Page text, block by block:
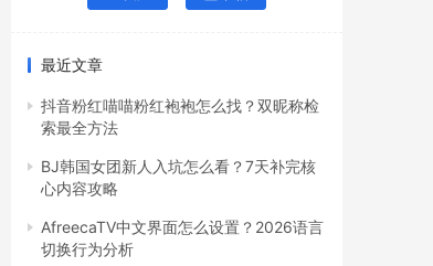
最近文章
抖音粉红喵喵粉红袍袍怎么找？双昵称检
索最全方法
BJ韩国女团新人入坑怎么看？7天补完核
心内容攻略
AfreecaTV中文界面怎么设置？2026语言
切换行为分析